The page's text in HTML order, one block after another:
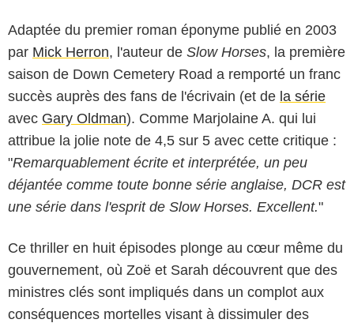
Adaptée du premier roman éponyme publié en 2003
par Mick Herron, l'auteur de Slow Horses, la première
saison de Down Cemetery Road a remporté un franc
succès auprès des fans de l'écrivain (et de la série
avec Gary Oldman). Comme Marjolaine A. qui lui
attribue la jolie note de 4,5 sur 5 avec cette critique :
"Remarquablement écrite et interprétée, un peu
déjantée comme toute bonne série anglaise, DCR est
une série dans l'esprit de Slow Horses. Excellent."
Ce thriller en huit épisodes plonge au cœur même du
gouvernement, où Zoë et Sarah découvrent que des
ministres clés sont impliqués dans un complot aux
conséquences mortelles visant à dissimuler des